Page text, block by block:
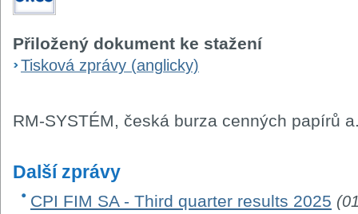
Přiložený dokument ke stažení
Tisková zprávy (anglicky)
RM-SYSTÉM, česká burza cenných papírů
Další zprávy
CPI FIM SA - Third quarter results 2025